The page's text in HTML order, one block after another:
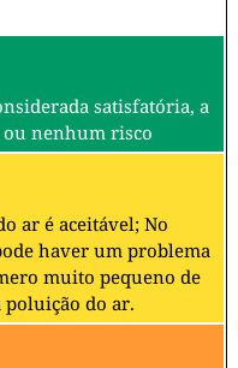
satisfatória, a
nenhum risco
ar é aceitável; No
haver um problema
muito pequeno de
poluição do ar.